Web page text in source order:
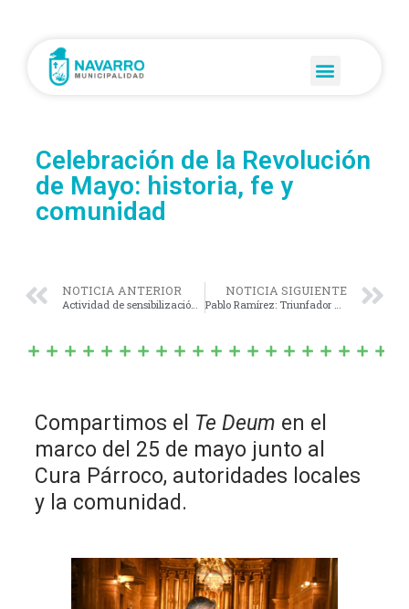
Celebración de la Revolución
de Mayo: historia, fe y
comunidad
NOTICIA ANTERIOR
Actividad de sensibilización sobre Trata y Explotación de Personas
NOTICIA SIGUIENTE
Pablo Ramírez: Triunfador de nuestro Pueblo
Compartimos el Te Deum en el
marco del 25 de mayo junto al
Cura Párroco, autoridades locales
y la comunidad.